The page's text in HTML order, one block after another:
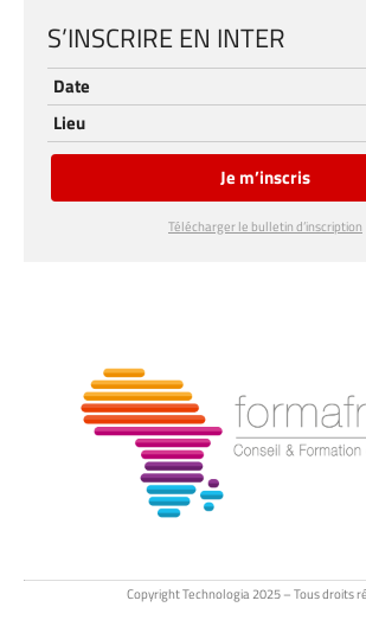
S’INSCRIRE EN INTER
Date
Lieu
Je m’inscris
Télécharger le bulletin d’inscription
Copyright Technologia 2025 – Tous droits